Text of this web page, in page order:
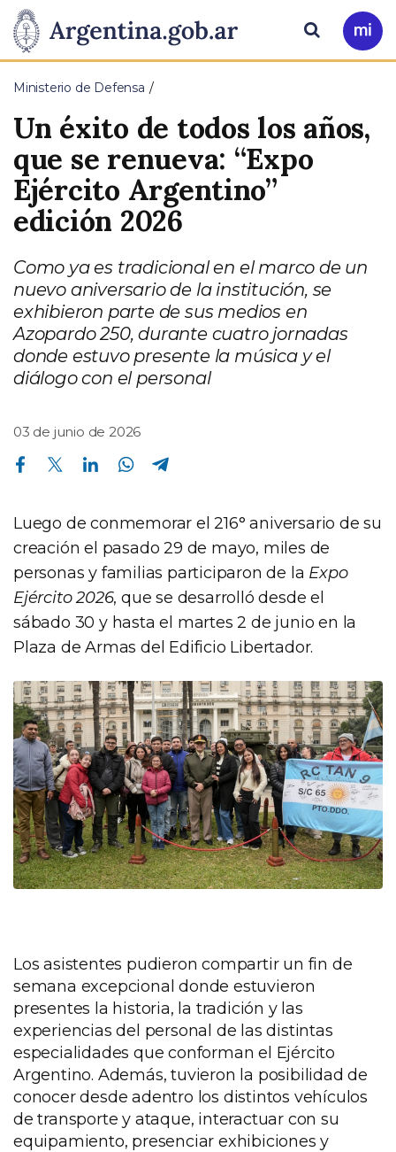
Presidencia
de
la
Nación
Pasar al contenido principal
Ir
a
Buscar
Ministerio de Defensa
Un éxito de todos los años,
que se renueva: “Expo
Ejército Argentino”
edición 2026
Como ya es tradicional en el marco de un
nuevo aniversario de la institución, se
exhibieron parte de sus medios en
Azopardo 250, durante cuatro jornadas
donde estuvo presente la música y el
diálogo con el personal
03 de junio de 2026
Compartir en Facebook Compartir en Twitter Compartir en Linkedin Compartir en Whatsapp
Luego de conmemorar el 216° aniversario de su
creación el pasado 29 de mayo, miles de
personas y familias participaron de la Expo
Ejército 2026, que se desarrolló desde el
sábado 30 y hasta el martes 2 de junio en la
Plaza de Armas del Edificio Libertador.
Los asistentes pudieron compartir un fin de
semana excepcional donde estuvieron
presentes la historia, la tradición y las
experiencias del personal de las distintas
especialidades que conforman el Ejército
Argentino. Además, tuvieron la posibilidad de
conocer desde adentro los distintos vehículos
de transporte y ataque, interactuar con su
equipamiento, presenciar exhibiciones y